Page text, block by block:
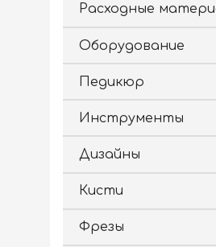
Расходные
Оборудование
Педикюр
Инструменты
Дизайны
Кисти
Фрезы